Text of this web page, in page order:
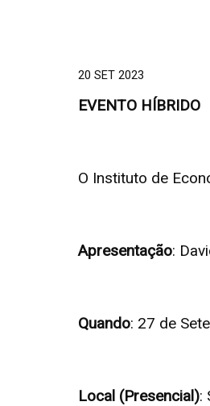
20 SET 2023
EVENTO HÍBRIDO
O Instituto de
Apresentação:
Quando: 27 de
Local (Presencial):